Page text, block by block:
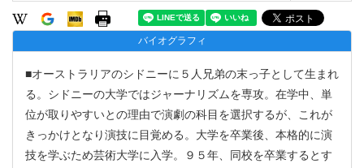
バイオグラフィ
■オーストラリアのシドニーに５人兄弟の末っ子として生まれ
る。シドニーの大学ではジャーナリズムを専攻。在学中、単
位が取りやすいとの理由で演劇の科目を選択するが、これが
きっかけとなり演技に目覚める。大学を卒業後、本格的に演
技を学ぶため芸術大学に入学。９５年、同校を卒業するとす